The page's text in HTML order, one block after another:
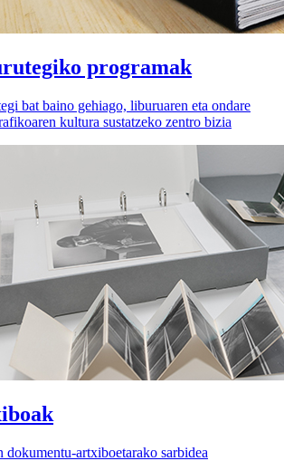
programak
bat baino gehiago, liburuaren eta ondare
kultura sustatzeko zentro bizia
dokumentu-artxiboetarako sarbidea